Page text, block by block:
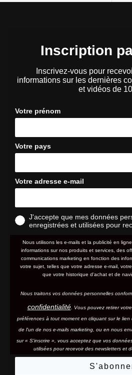
Inscription
Inscrivez-vous pour
informations sur les dernières
et vidéos de
Votre prénom
Votre pays
Votre adresse e-mail
J'accepte que mes données
enregistrées et utilisées pour
Nous utilisons les e-mails et la publicité en
informations sur nos produits et services, des
communications marketing en fonction des
votre sujet, telles que votre adresse e-mail,
que votre historique d'achat et de
Nous traitons vos données personnelles
confidentialité. Vous pouvez retirer
préférences à tout moment en cliquant sur le
de l'un de nos e-mails marketing, ou en nous
sur « S'inscrire », vous acceptez que vos
utilisées pour recevoir des newsletters et